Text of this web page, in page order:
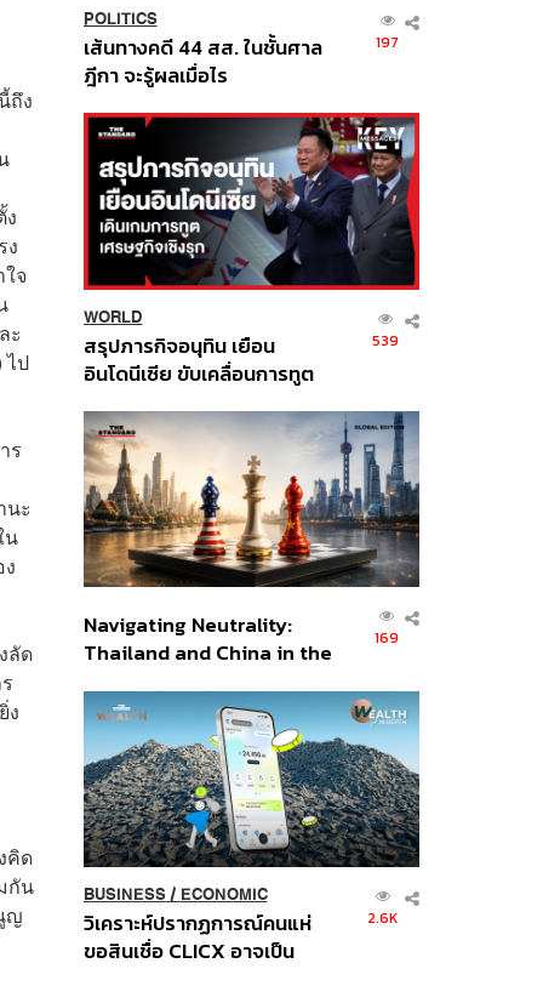
ถึง
ง
จ
ะ
ไป
ร
นะ
น
ลัด
ง
คิด
กัน
ญ
POLITICS
เส้นทางคดี 44 สส. ในชั้นศาล
ฎีกา จะรู้ผลเมื่อไร
197
WORLD
สรุปภารกิจอนุทิน เยือน
อินโดนีเซีย ขับเคลื่อนการทูต
ส่วนยุทธศาสตร์ไทย –
อินโดนีเซีย
539
Navigating Neutrality:
Thailand and China in the
Order
169
BUSINESS/ ECONOMIC
วิเคราะห์ปรากฏการณ์คนแห่
ขอสินเชื่อ CLICX อาจเป็น
2.6K